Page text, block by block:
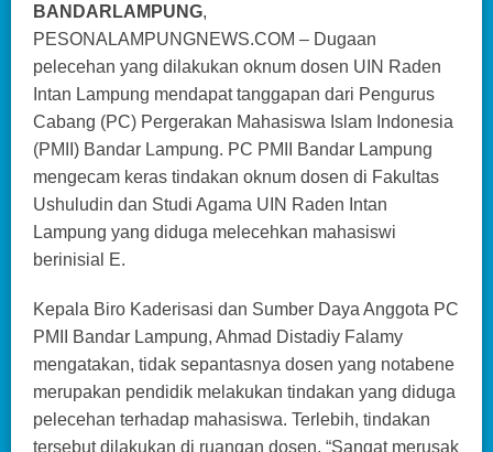
BANDARLAMPUNG,
PESONALAMPUNGNEWS.COM – Dugaan
pelecehan yang dilakukan oknum dosen UIN Raden
Intan Lampung mendapat tanggapan dari Pengurus
Cabang (PC) Pergerakan Mahasiswa Islam Indonesia
(PMII) Bandar Lampung. PC PMII Bandar Lampung
mengecam keras tindakan oknum dosen di Fakultas
Ushuludin dan Studi Agama UIN Raden Intan
Lampung yang diduga melecehkan mahasiswi
berinisial E.
Kepala Biro Kaderisasi dan Sumber Daya Anggota PC
PMII Bandar Lampung, Ahmad Distadiy Falamy
mengatakan, tidak sepantasnya dosen yang notabene
merupakan pendidik melakukan tindakan yang diduga
pelecehan terhadap mahasiswa. Terlebih, tindakan
tersebut dilakukan di ruangan dosen. “Sangat merusak